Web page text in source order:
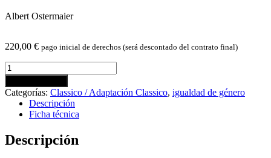
Albert Ostermaier
220,00 € pago inicial de derechos (será descontado del contrato final)
Nach
Den
Klippen
-
ALLÁ
LOS
Categorías: Classico / Adaptación Classico, igualdad de género
Descripción
Ficha técnica
Descripción